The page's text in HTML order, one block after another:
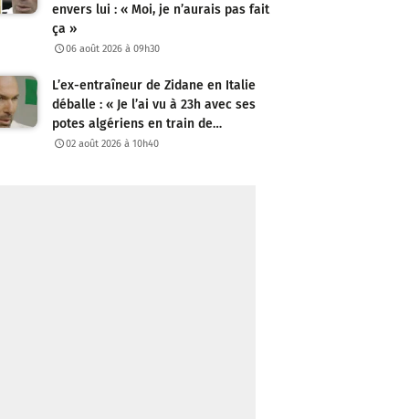
envers lui : « Moi, je n’aurais pas fait
ça »
06 août 2026 à 09h30
L’ex-entraîneur de Zidane en Italie
déballe : « Je l’ai vu à 23h avec ses
potes algériens en train de…
02 août 2026 à 10h40